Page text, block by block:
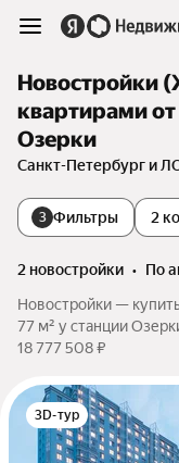
Новостройки
квартирами
Озерки
Санкт-Петербург и
3 Фильтры 2
2 новостройки •
по
Новостройки —
77 м² у станции
18 777 508 ₽
3D-тур